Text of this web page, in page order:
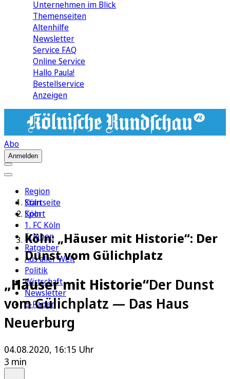
Unternehmen im Blick
Themenseiten
Altenhilfe
Newsletter
Service FAQ
Online Service
Hallo Paula!
Bestellservice
Anzeigen
Abo
Anmelden
Region
Köln
Sport
1. FC Köln
Erleben
Ratgeber
Aus aller Welt
Politik
Wirtschaft
Newsletter
E-Paper
Startseite
Köln
Köln: „Häuser mit Historie“: Der
Dunst vom Gülichplatz
„Häuser mit Historie“Der Dunst
vom Gülichplatz — Das Haus
Neuerburg
04.08.2020, 16:15 Uhr
3 min